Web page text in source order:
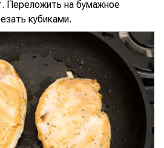
Переложить на бумажное
кубиками.